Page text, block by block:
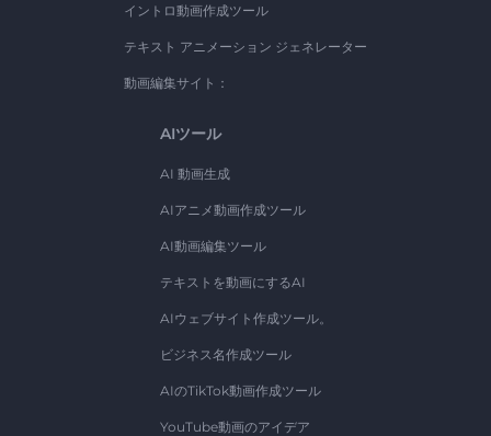
イントロ動画作成ツール
テキスト アニメーション ジェネレーター
動画編集サイト：
AIツール
AI 動画生成
AIアニメ動画作成ツール
AI動画編集ツール
テキストを動画にするAI
AIウェブサイト作成ツール。
ビジネス名作成ツール
AIのTikTok動画作成ツール
YouTube動画のアイデア